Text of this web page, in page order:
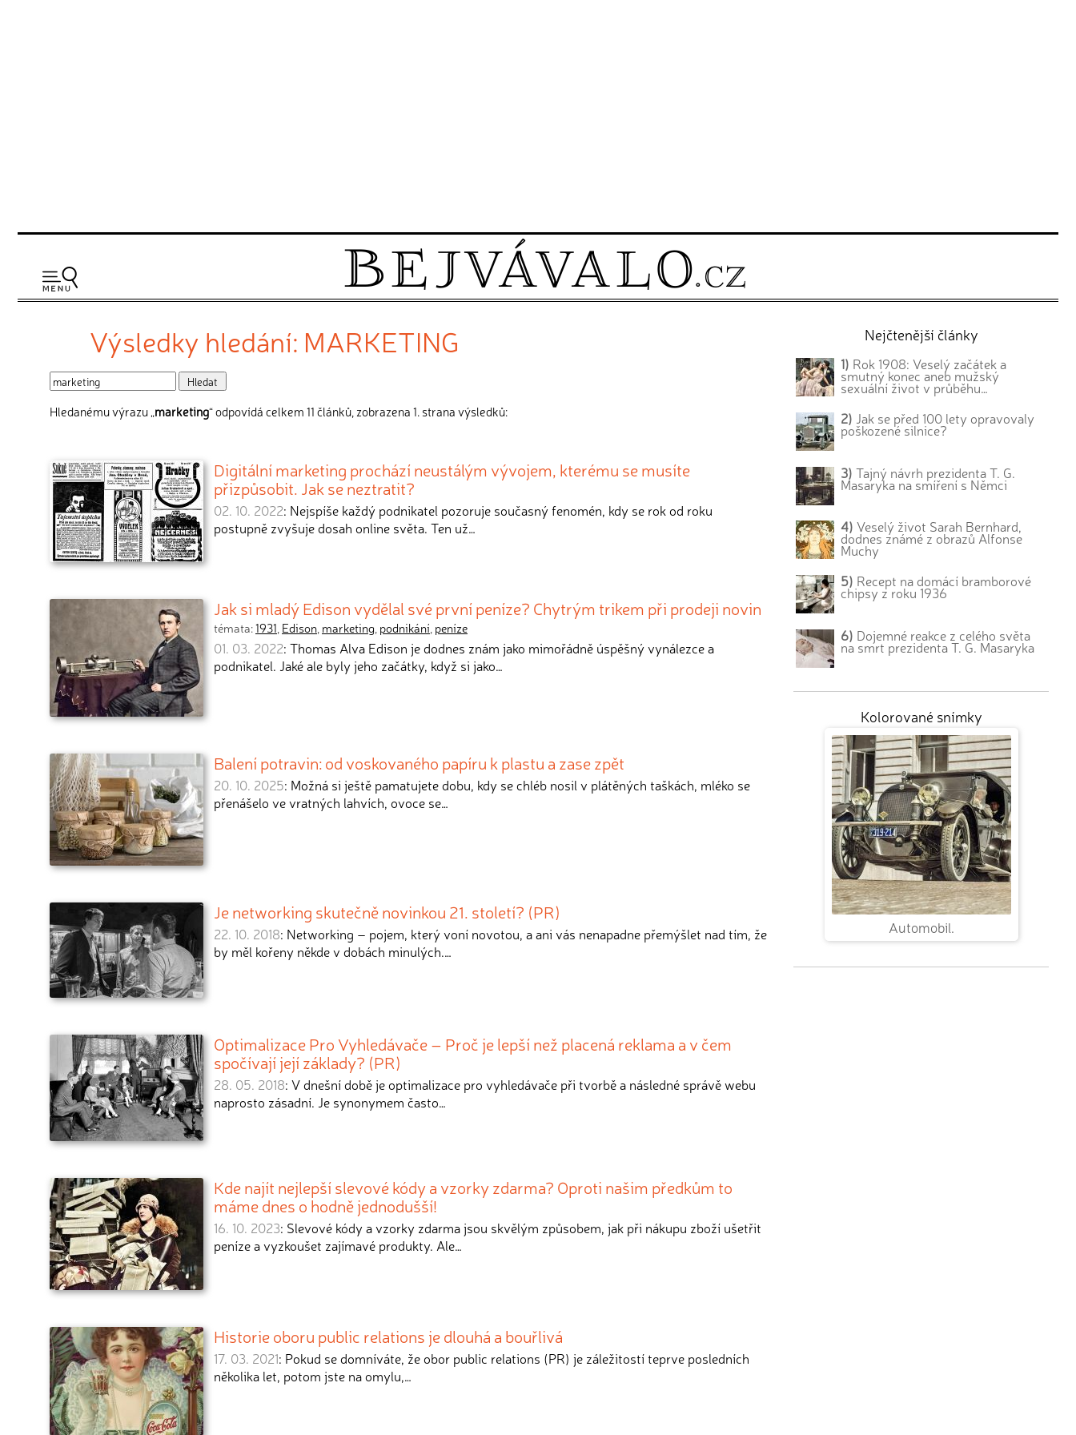
Výsledky hledání: MARKETING
Hledanému výrazu „marketing“ odpovídá celkem 11 článků, zobrazena 1. strana výsledků:
Digitální marketing prochází neustálým vývojem, kterému se musíte
přizpůsobit. Jak se neztratit?
02. 10. 2022: Nejspíše každý podnikatel pozoruje současný fenomén, kdy se rok od roku
postupně zvyšuje dosah online světa. Ten už…
Jak si mladý Edison vydělal své první peníze? Chytrým trikem při prodeji novin
témata:1931, Edison, marketing, podnikání, peníze
01. 03. 2022: Thomas Alva Edison je dodnes znám jako mimořádně úspěšný vynálezce a
podnikatel. Jaké ale byly jeho začátky, když si jako…
Balení potravin: od voskovaného papíru k plastu a zase zpět
20. 10. 2025: Možná si ještě pamatujete dobu, kdy se chléb nosil v plátěných taškách, mléko se
přenášelo ve vratných lahvích, ovoce se…
Je networking skutečně novinkou 21. století? (PR)
22. 10. 2018: Networking – pojem, který voní novotou, a ani vás nenapadne přemýšlet nad tím, že
by měl kořeny někde v dobách minulých.…
Optimalizace Pro Vyhledávače – Proč je lepší než placená reklama a v čem
spočívají její základy? (PR)
28. 05. 2018: V dnešní době je optimalizace pro vyhledávače při tvorbě a následné správě webu
naprosto zásadní. Je synonymem často…
Kde najít nejlepší slevové kódy a vzorky zdarma? Oproti našim předkům to
máme dnes o hodně jednodušší!
16. 10. 2023: Slevové kódy a vzorky zdarma jsou skvělým způsobem, jak při nákupu zboží ušetřit
peníze a vyzkoušet zajímavé produkty. Ale…
Historie oboru public relations je dlouhá a bouřlivá
17. 03. 2021: Pokud se domníváte, že obor public relations (PR) je záležitostí teprve posledních
několika let, potom jste na omylu,…
Nejčtenější články
1) Rok 1908: Veselý začátek a
smutný konec aneb mužský
sexuální život v průběhu…
2) Jak se před 100 lety opravovaly
poškozené silnice?
3) Tajný návrh prezidenta T. G.
Masaryka na smíření s Němci
4) Veselý život Sarah Bernhard,
dodnes známé z obrazů Alfonse
Muchy
5) Recept na domácí bramborové
chipsy z roku 1936
6) Dojemné reakce z celého světa
na smrt prezidenta T. G. Masaryka
Kolorované snímky
Automobil.